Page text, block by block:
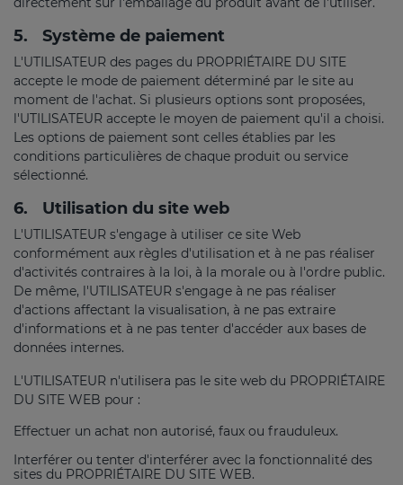
5. Système de paiement
L'UTILISATEUR des pages du PROPRIÉTAIRE DU SITE
accepte le mode de paiement déterminé par le site au
moment de l'achat. Si plusieurs options sont proposées,
l'UTILISATEUR accepte le moyen de paiement qu'il a choisi.
Les options de paiement sont celles établies par les
conditions particulières de chaque produit ou service
sélectionné.
6. Utilisation du site web
L'UTILISATEUR s'engage à utiliser ce site Web
conformément aux règles d'utilisation et à ne pas réaliser
d'activités contraires à la loi, à la morale ou à l'ordre public.
De même, l'UTILISATEUR s'engage à ne pas réaliser
d'actions affectant la visualisation, à ne pas extraire
d'informations et à ne pas tenter d'accéder aux bases de
données internes.
L'UTILISATEUR n'utilisera pas le site web du PROPRIÉTAIRE
DU SITE WEB pour :
Effectuer un achat non autorisé, faux ou frauduleux.
Interférer ou tenter d'interférer avec la fonctionnalité des
sites du PROPRIÉTAIRE DU SITE WEB.